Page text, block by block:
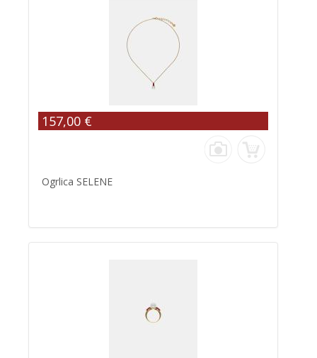
157,00 €
Ogrlica SELENE